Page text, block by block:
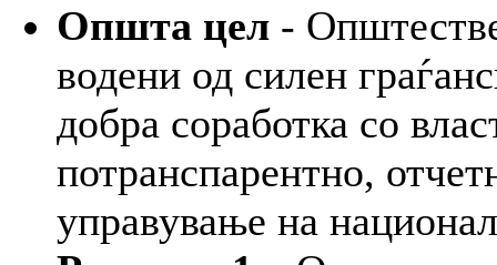
Општа цел -
водени од силен
добра соработка со
потранспарентно,
управување на